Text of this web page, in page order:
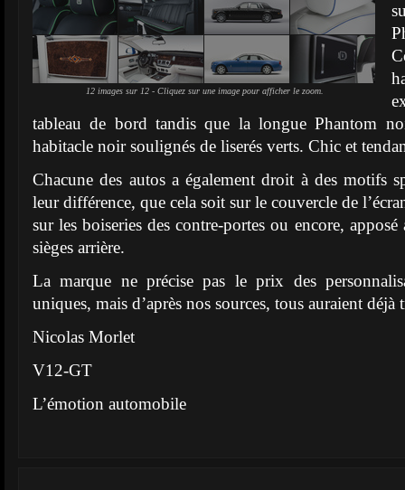
12 images sur 12 - Cliquez sur une image pour afficher le zoom.
tableau de bord tandis que la longue Phantom
habitacle noir soulignés de liserés verts. Chic et
Chacune des autos a également droit à des motifs
leur différence, que cela soit sur le couvercle de
sur les boiseries des contre-portes ou encore, apposé
sièges arrière.
La marque ne précise pas le prix des
uniques, mais d’après nos sources, tous auraient déjà
Nicolas Morlet
V12-GT
L’émotion automobile